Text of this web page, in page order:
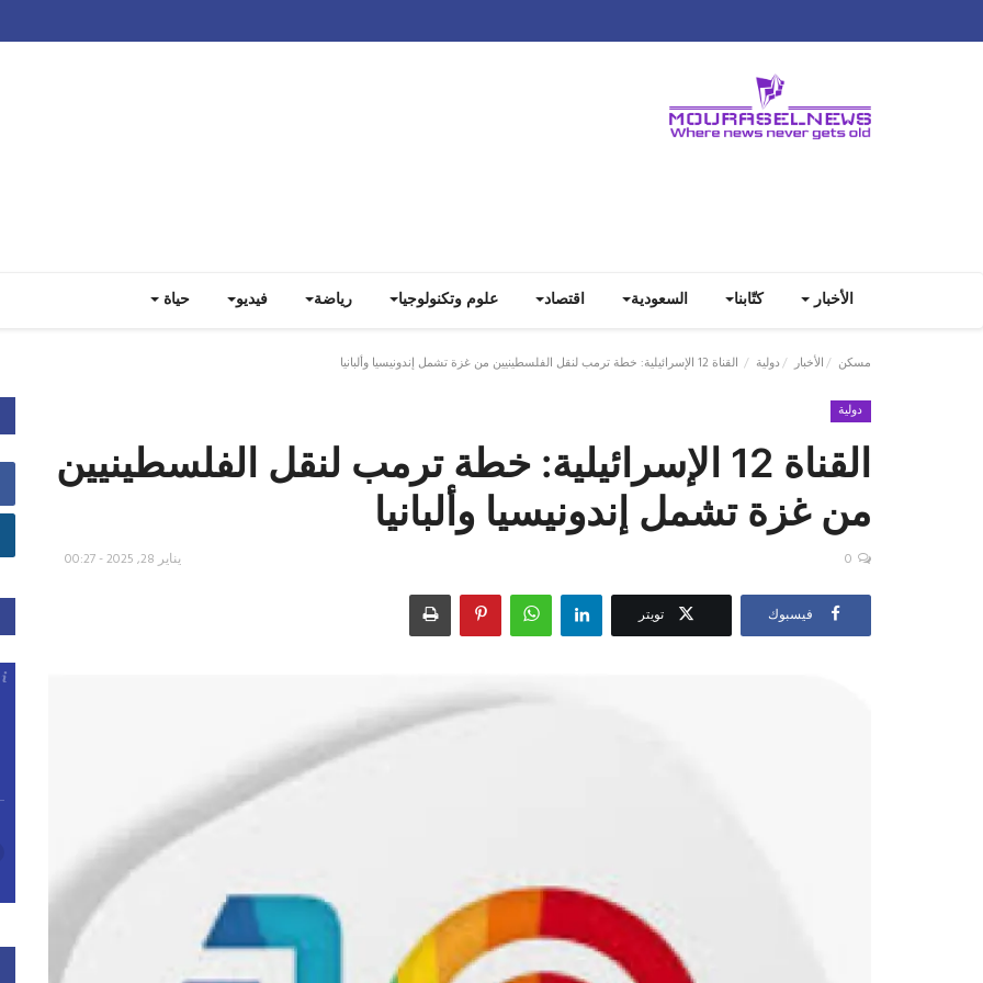
الأخبار كتّابنا السعودية اقتصاد علوم وتكنولوجيا رياضة فيديو حياة
مسكن الأخبار دولية القناة 12 الإسرائيلية: خطة ترمب لنقل الفلسطينيين من غزة تشمل إندونيسيا وألبانيا
دولية
القناة 12 الإسرائيلية: خطة ترمب لنقل الفلسطينيين
من غزة تشمل إندونيسيا وألبانيا
يناير 28, 2025 - 00:27 0
فيسبوك تويتر